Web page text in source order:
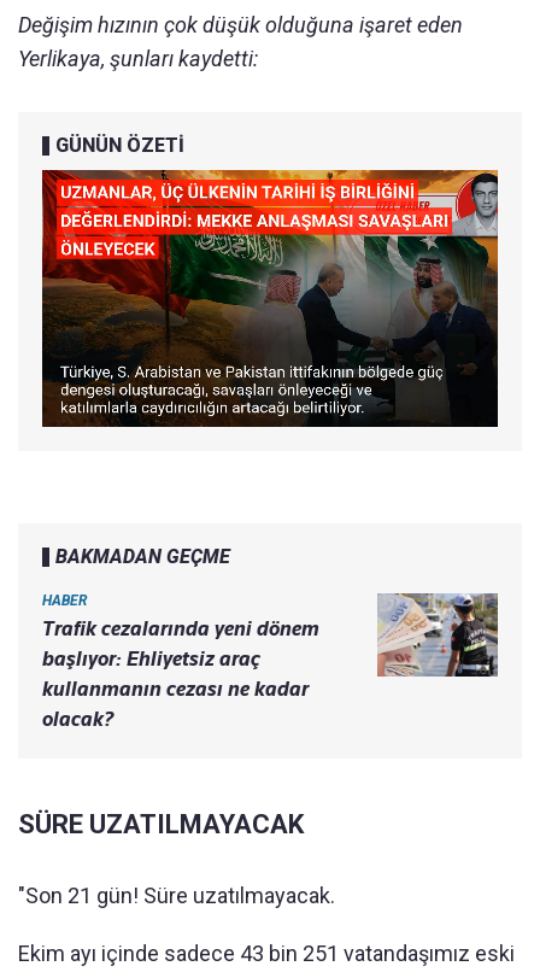
Değişim hızının çok düşük olduğuna işaret eden
Yerlikaya, şunları kaydetti:
GÜNÜN ÖZETİ
BAKMADAN GEÇME
HABER
Trafik cezalarında yeni dönem
başlıyor: Ehliyetsiz araç
kullanmanın cezası ne kadar
olacak?
SÜRE UZATILMAYACAK
"Son 21 gün! Süre uzatılmayacak.
Ekim ayı içinde sadece 43 bin 251 vatandaşımız eski